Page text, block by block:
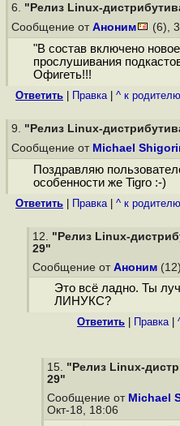
6. "Релиз Linux-
Сообщение от Аноним (6),
"В состав включено
прослушивания
Офигеть!!!
Ответить Правка| ^ к
9. "Релиз Linux-
Сообщение от Michael
Поздравляю
особенности же Tigro :-)
Ответить Правка| ^ к
12. "Релиз Linux-
29"
Сообщение от Аноним
Это всё ладно. Ты
ЛИНУКС?
Ответить Правка|
15. "Релиз Linux-
29"
Сообщение от Michael
Окт-18, 18:06